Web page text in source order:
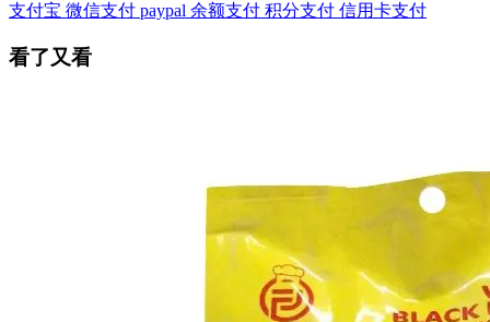
支付宝 微信支付 paypal 余额支付 积分支付 信用卡支付
看了又看